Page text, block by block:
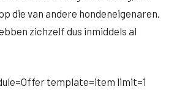
die van andere hondeneigenaren.
zichzelf dus inmiddels al
template=item limit=1